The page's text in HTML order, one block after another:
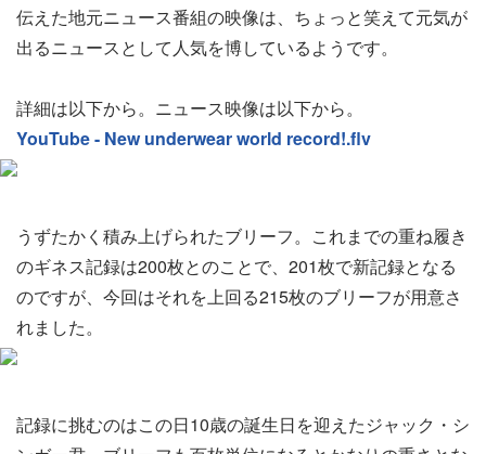
伝えた地元ニュース番組の映像は、ちょっと笑えて元気が
出るニュースとして人気を博しているようです。
詳細は以下から。ニュース映像は以下から。
YouTube - New underwear world record!.flv
うずたかく積み上げられたブリーフ。これまでの重ね履き
のギネス記録は200枚とのことで、201枚で新記録となる
のですが、今回はそれを上回る215枚のブリーフが用意さ
れました。
記録に挑むのはこの日10歳の誕生日を迎えたジャック・シ